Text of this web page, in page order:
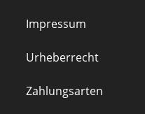
Impressum
Urheberrecht
Zahlungsarten